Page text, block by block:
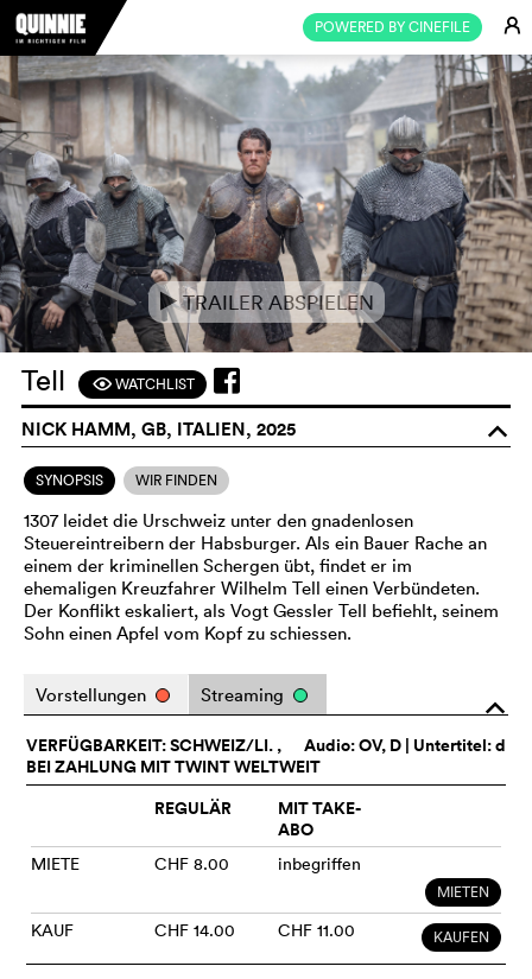
POWERED BY CINEFILE E
eTRAILER ABSPIELEN
Tell FWATCHLIST
NICK HAMM, GB, ITALIEN, 2025 o
SYNOPSIS WIR FINDEN
1307 leidet die Urschweiz unter den gnadenlosen
Steuereintreibern der Habsburger. Als ein Bauer Rache an
einem der kriminellen Schergen übt, findet er im
ehemaligen Kreuzfahrer Wilhelm Tell einen Verbündeten.
Der Konflikt eskaliert, als Vogt Gessler Tell befiehlt, seinem
Sohn einen Apfel vom Kopf zu schiessen.
o
Vorstellungen Streaming
Audio:OV, D | Untertitel: d
VERFÜGBARKEIT: SCHWEIZ/LI. ,
BEI ZAHLUNG MIT TWINT WELTWEIT
REGULÄR
MIT TAKE-
ABO
MIETE CHF 8.00 inbegriffen
MIETEN
KAUF CHF 14.00 CHF 11.00 KAUFEN